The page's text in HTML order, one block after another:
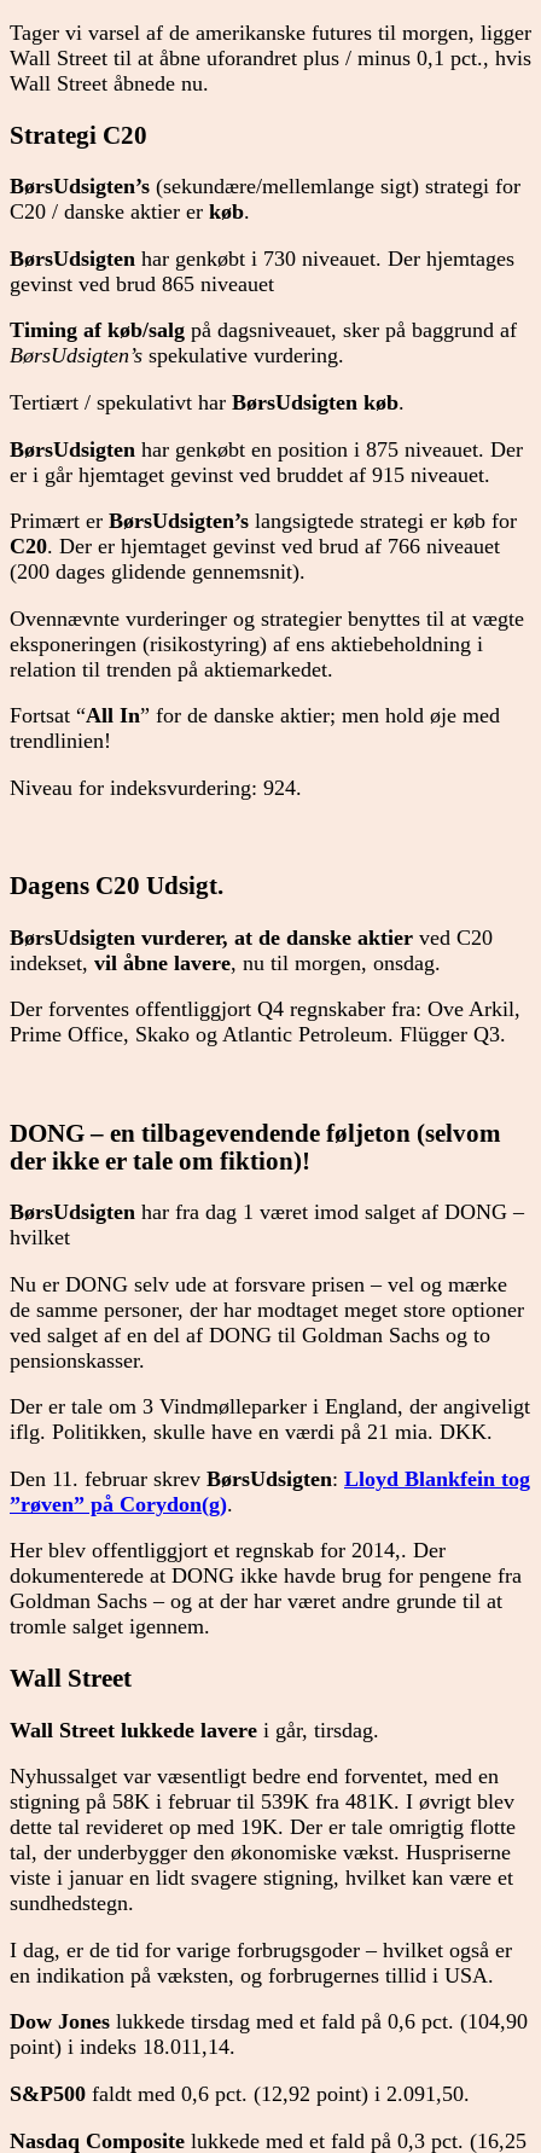
Tager vi varsel af de amerikanske futures til morgen, ligger
Wall Street til at åbne uforandret plus / minus 0,1 pct., hvis
Wall Street åbnede nu.
Strategi C20
BørsUdsigten’s (sekundære/mellemlange sigt) strategi for
C20 / danske aktier er køb.
BørsUdsigten har genkøbt i 730 niveauet. Der hjemtages
gevinst ved brud 865 niveauet
Timing af køb/salg på dagsniveauet, sker på baggrund af
BørsUdsigten’s spekulative vurdering.
Tertiært / spekulativt har BørsUdsigten køb.
BørsUdsigten har genkøbt en position i 875 niveauet. Der
er i går hjemtaget gevinst ved bruddet af 915 niveauet.
Primært er BørsUdsigten’s langsigtede strategi er køb for
C20. Der er hjemtaget gevinst ved brud af 766 niveauet
(200 dages glidende gennemsnit).
Ovennævnte vurderinger og strategier benyttes til at vægte
eksponeringen (risikostyring) af ens aktiebeholdning i
relation til trenden på aktiemarkedet.
Fortsat “All In” for de danske aktier; men hold øje med
trendlinien!
Niveau for indeksvurdering: 924.
Dagens C20 Udsigt.
BørsUdsigten vurderer, at de danske aktier ved C20
indekset, vil åbne lavere, nu til morgen, onsdag.
Der forventes offentliggjort Q4 regnskaber fra: Ove Arkil,
Prime Office, Skako og Atlantic Petroleum. Flügger Q3.
DONG – en tilbagevendende føljeton (selvom
der ikke er tale om fiktion)!
BørsUdsigten har fra dag 1 været imod salget af DONG –
hvilket
Nu er DONG selv ude at forsvare prisen – vel og mærke
de samme personer, der har modtaget meget store optioner
ved salget af en del af DONG til Goldman Sachs og to
pensionskasser.
Der er tale om 3 Vindmølleparker i England, der angiveligt
iflg. Politikken, skulle have en værdi på 21 mia. DKK.
Den 11. februar skrev BørsUdsigten: Lloyd Blankfein tog
”røven” på Corydon(g).
Her blev offentliggjort et regnskab for 2014,. Der
dokumenterede at DONG ikke havde brug for pengene fra
Goldman Sachs – og at der har været andre grunde til at
tromle salget igennem.
Wall Street
Wall Street lukkede lavere i går, tirsdag.
Nyhussalget var væsentligt bedre end forventet, med en
stigning på 58K i februar til 539K fra 481K. I øvrigt blev
dette tal revideret op med 19K. Der er tale omrigtig flotte
tal, der underbygger den økonomiske vækst. Huspriserne
viste i januar en lidt svagere stigning, hvilket kan være et
sundhedstegn.
I dag, er de tid for varige forbrugsgoder – hvilket også er
en indikation på væksten, og forbrugernes tillid i USA.
Dow Jones lukkede tirsdag med et fald på 0,6 pct. (104,90
point) i indeks 18.011,14.
S&P500 faldt med 0,6 pct. (12,92 point) i 2.091,50.
Nasdaq Composite lukkede med et fald på 0,3 pct. (16,25